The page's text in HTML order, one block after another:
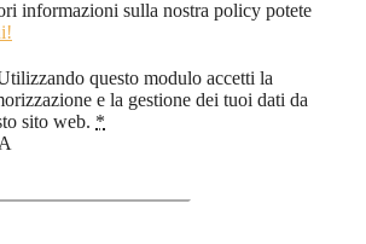
informazioni sulla nostra policy potete
questo modulo accetti la
e la gestione dei tuoi dati da
sito web. *